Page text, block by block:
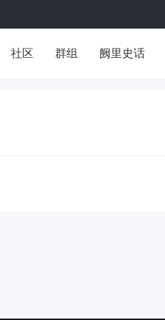
社区 群组 阙里史话